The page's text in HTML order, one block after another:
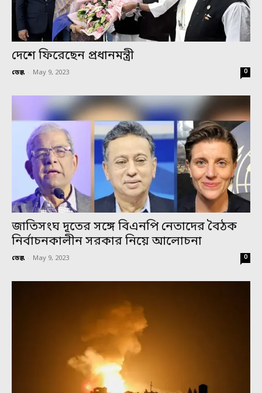
দেশে ফিরেছেন প্রধানমন্ত্রী
ডেস্ক - May 9, 2023 0
জাতিসংঘ দূতের সঙ্গে বিএনপি নেতাদের বৈঠক
নির্বাচনকালীন সরকার নিয়ে আলোচনা
ডেস্ক - May 9, 2023 0